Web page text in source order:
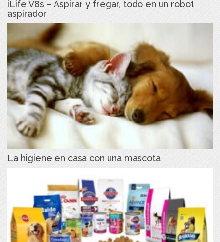
iLife V8s – Aspirar y fregar, todo en un robot
aspirador
La higiene en casa con una mascota